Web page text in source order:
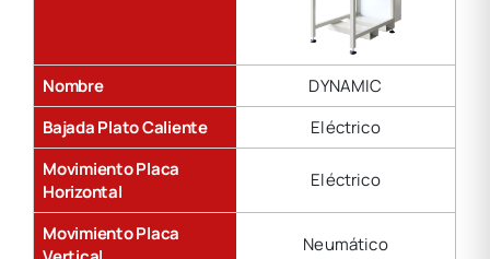
Nombre
DYNAMIC
Bajada Plato Caliente
Eléctrico
Movimiento Placa
Horizontal
Eléctrico
Movimiento Placa
Neumático